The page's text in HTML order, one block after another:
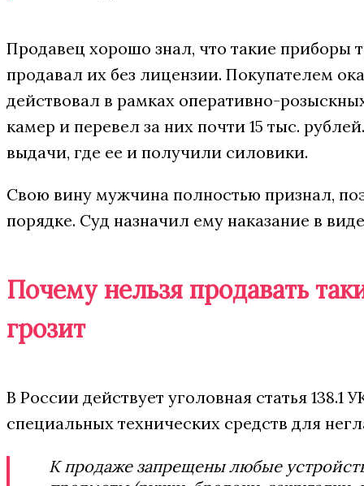
Продавец хорошо знал, что такие приборы
продавал их без лицензии. Покупателем
действовал в рамках оперативно-
камер и перевел за них почти 15 тыс.
выдачи, где ее и получили силовики.
Свою вину мужчина полностью признал,
порядке. Суд назначил ему наказание в
Почему нельзя продавать
грозит
В России действует уголовная статья 138.1
специальных технических средств для
К продаже запрещены любые